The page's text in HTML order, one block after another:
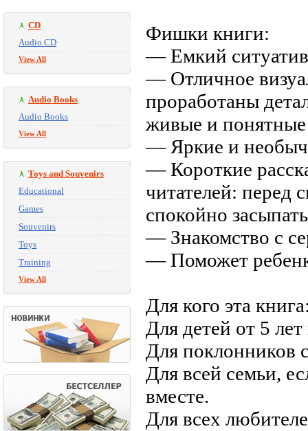
CD
Audio CD
View All
Audio Books
Audio Books
View All
Toys and Souvenirs
Educational
Games
Souvenirs
Toys
Training
View All
Фишки книги:
— Емкий
— Отличное
проработаны
живые и понятные
— Яркие и
— Короткие
читателей: перед
спокойно
— Знакомство с
— Поможет
Для кого эта
Для детей от 5
Для поклонников
Для всей семьи,
вместе.
Для всех